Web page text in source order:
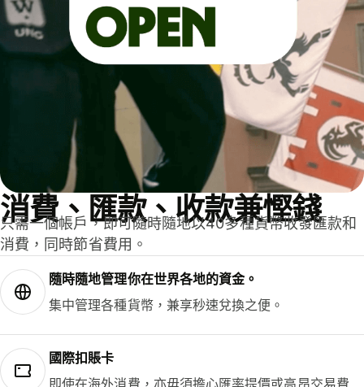
消費、匯款、收款兼慳錢
只需一個帳戶，即可隨時隨地以40多種貨幣收發匯款和
消費，同時節省費用。
隨時隨地管理你在世界各地的資金。
集中管理各種貨幣，兼享秒速兌換之便。
國際扣賬卡